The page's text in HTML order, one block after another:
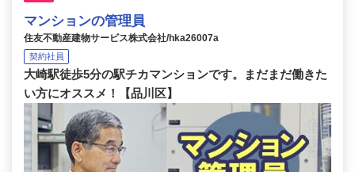
マンションの管理員
住友不動産建物サービス株式会社/hka26007a
契約社員
大崎駅徒歩5分の駅チカマンションです。まだまだ働きた
い方にオススメ！【品川区】